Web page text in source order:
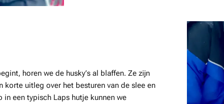
horen we de husky’s al blaffen. Ze zijn
uitleg over het besturen van de slee en
in een typisch Laps hutje kunnen we